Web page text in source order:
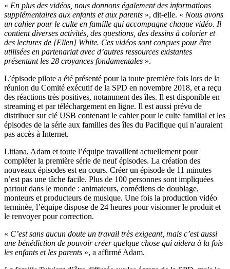
« En plus des vidéos, nous donnons également des informations
supplémentaires aux enfants et aux parents », dit-elle. « Nous avons
un cahier pour le culte en famille qui accompagne chaque vidéo. Il
contient diverses activités, des questions, des dessins à colorier et
des lectures de [Ellen] White. Ces vidéos sont conçues pour être
utilisées en partenariat avec d’autres ressources existantes
présentant les 28 croyances fondamentales ».
L’épisode pilote a été présenté pour la toute première fois lors de la
réunion du Comité exécutif de la SPD en novembre 2018, et a reçu
des réactions très positives, notamment des îles. Il est disponible en
streaming et par téléchargement en ligne. Il est aussi prévu de
distribuer sur clé USB contenant le cahier pour le culte familial et les
épisodes de la série aux familles des îles du Pacifique qui n’auraient
pas accès à Internet.
Litiana, Adam et toute l’équipe travaillent actuellement pour
compléter la première série de neuf épisodes. La création des
nouveaux épisodes est en cours. Créer un épisode de 11 minutes
n’est pas une tâche facile. Plus de 100 personnes sont impliquées
partout dans le monde : animateurs, comédiens de doublage,
monteurs et producteurs de musique. Une fois la production vidéo
terminée, l’équipe dispose de 24 heures pour visionner le produit et
le renvoyer pour correction.
« C’est sans aucun doute un travail très exigeant, mais c’est aussi
une bénédiction de pouvoir créer quelque chose qui aidera à la fois
les enfants et les parents », a affirmé Adam.